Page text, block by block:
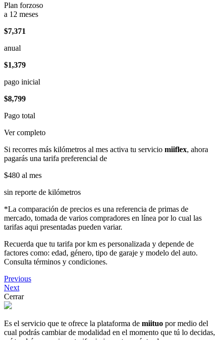
Plan forzoso
a 12 meses
$7,371
anual
$1,379
pago inicial
$8,799
Pago total
Ver completo
Si recorres más kilómetros al mes activa tu servicio miiflex, ahora
pagarás una tarifa preferencial de
$480 al mes
sin reporte de kilómetros
*La comparación de precios es una referencia de primas de
mercado, tomada de varios compradores en línea por lo cual las
tarifas aqui presentadas pueden variar.
Recuerda que tu tarifa por km es personalizada y depende de
factores como: edad, género, tipo de garaje y modelo del auto.
Consulta términos y condiciones.
Previous
Next
Cerrar
Es el servicio que te ofrece la plataforma de miituo por medio del
cual podrás cambiar de modalidad en el momento que tú lo decidas,